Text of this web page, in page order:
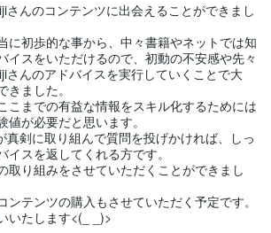
さんのコンテンツに出会えることができまし
に初歩的な事から、中々書籍やネットでは知
イスをいただけるので、初動の不安感や先々
さんのアドバイスを実行していくことで大
ました。
こまでの有益な情報をスキル化するためには
が必要だと思います。
真剣に取り組んで質問を投げかければ、しっ
スを返してくれる方です。
取り組みをさせていただくことができまし
ンテンツの購入もさせていただく予定です。
いたします<(_ _)>